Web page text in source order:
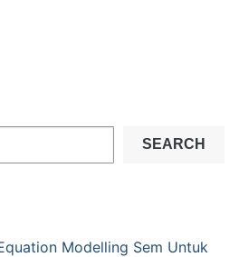
SEARCH
Modelling Sem Untuk